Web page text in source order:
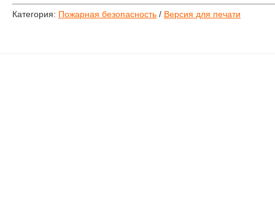
Категория: Пожарная безопасность / Версия для печати